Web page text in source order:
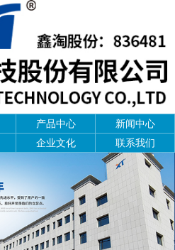
产品中心
新闻中心
企业文化 联系我们